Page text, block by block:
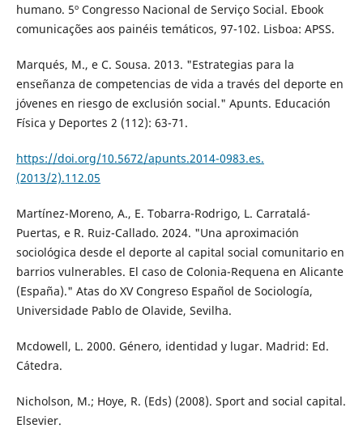
humano. 5º Congresso Nacional de Serviço Social. Ebook
comunicações aos painéis temáticos, 97-102. Lisboa: APSS.
Marqués, M., e C. Sousa. 2013. "Estrategias para la
enseñanza de competencias de vida a través del deporte en
jóvenes en riesgo de exclusión social." Apunts. Educación
Física y Deportes 2 (112): 63-71.
https://doi.org/10.5672/apunts.2014-0983.es.
(2013/2).112.05
Martínez-Moreno, A., E. Tobarra-Rodrigo, L. Carratalá-
Puertas, e R. Ruiz-Callado. 2024. "Una aproximación
sociológica desde el deporte al capital social comunitario en
barrios vulnerables. El caso de Colonia-Requena en Alicante
(España)." Atas do XV Congreso Español de Sociología,
Universidade Pablo de Olavide, Sevilha.
Mcdowell, L. 2000. Género, identidad y lugar. Madrid: Ed.
Cátedra.
Nicholson, M.; Hoye, R. (Eds) (2008). Sport and social capital.
Elsevier.